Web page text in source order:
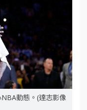
動態。(達志影像